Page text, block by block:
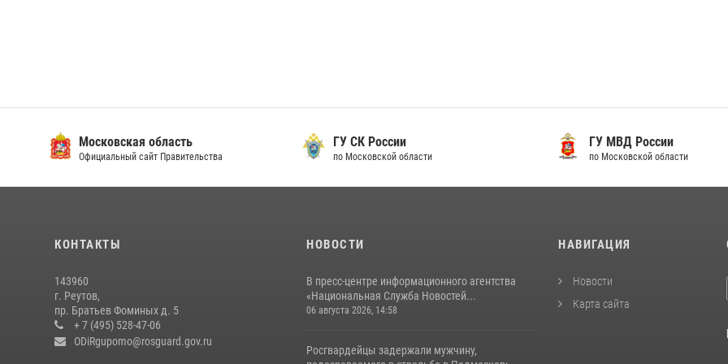
Московская область
Официальный сайт Правительства
ГУ СК России
по Московской области
ГУ МВД России
по Московской области
КОНТАКТЫ
143960
г. Реутов,
пр. Братьев Фоминых д. 5
+ 7 (495) 528-47-06
ODiRgupomo@rosguard.gov.ru
НОВОСТИ
В пресс-центре информационного агентства
«Национальная Служба Новостей...
06 августа 2026, 14:58
Росгвардейцы задержали мужчину,
НАВИГАЦИЯ
Новости
Карта сайта